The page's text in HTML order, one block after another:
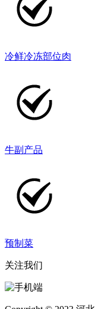
冷鲜冷冻部位肉
牛副产品
预制菜
关注我们